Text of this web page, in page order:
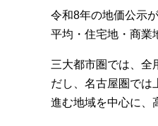
令和8年の地価公示
平均・住宅地・商業
三大都市圏では、全
だし、名古屋圏では
進む地域を中心に、